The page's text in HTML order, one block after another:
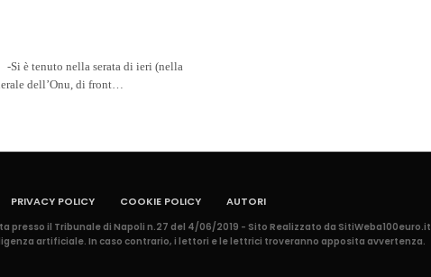
è tenuto nella serata di ieri (nella
dell’Onu, di front…
PRIVACY POLICY COOKIE POLICY AUTORI
il Tribunale di Napoli n.27 del 4/06/2019 - Sito Realizzato da SitiWeba100euro.it
artificiale. In caso contrario, i lettori e le lettrici troveranno apposita avvertenza.